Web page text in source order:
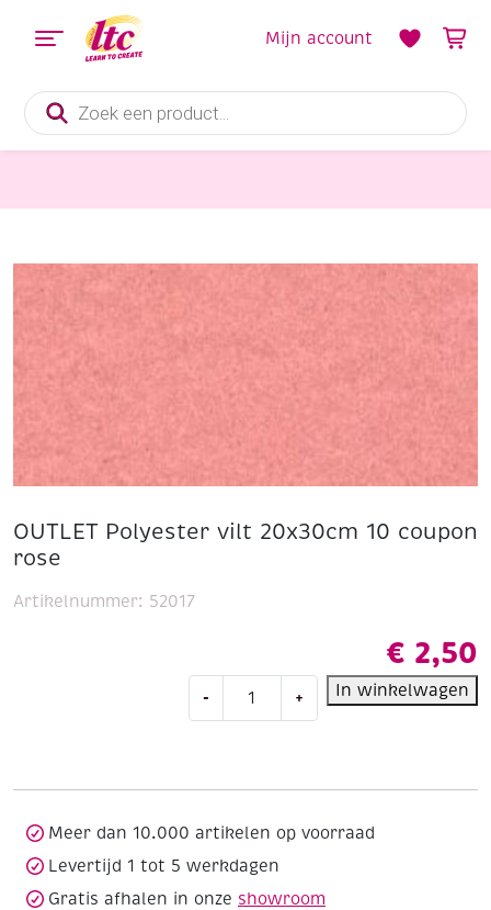
Producten
zoeken
Mijn account
OUTLET Polyester vilt 20x30cm 10 coupon
rose
€ 2,50
-
Polyester
rose
aantal
+ In winkelwagen
Artikelnummer: 52017
Meer dan 10.000 artikelen op voorraad
Levertijd 1 tot 5 werkdagen
Gratis afhalen in onze showroom